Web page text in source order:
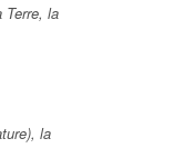
Terre, la
la